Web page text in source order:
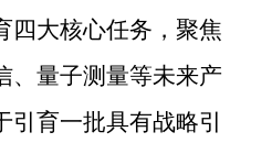
四大核心任务，聚焦
、量子测量等未来产
育一批具有战略引